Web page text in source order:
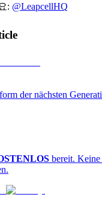
: @LeapcellHQ
der nächsten
bereit.